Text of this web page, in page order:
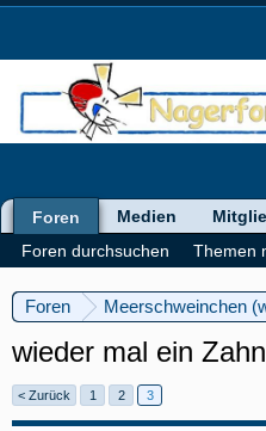
Foren Meerschweinchen
wieder mal ein
< Zurück 1 2 3
Foren
Foren durchsuchen
Themen
Medien